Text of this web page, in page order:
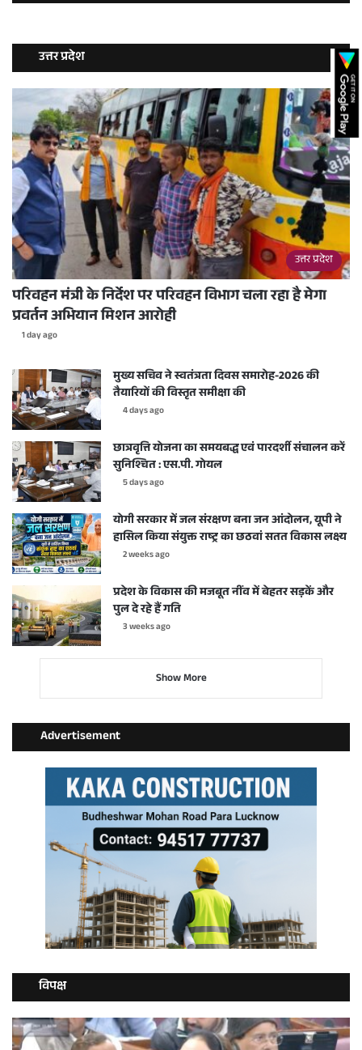
उत्तर प्रदेश
उत्तर प्रदेश
परिवहन मंत्री के निर्देश पर परिवहन विभाग चला रहा है मेगा
प्रवर्तन अभियान मिशन आरोही
1 day ago
मुख्य सचिव ने स्वतंत्रता दिवस समारोह-2026 की
तैयारियों की विस्तृत समीक्षा की
4 days ago
छात्रवृत्ति योजना का समयबद्ध एवं पारदर्शी संचालन करें
सुनिश्चित : एस.पी. गोयल
5 days ago
योगी सरकार में जल संरक्षण बना जन आंदोलन, यूपी ने
हासिल किया संयुक्त राष्ट्र का छठवां सतत विकास लक्ष्य
2 weeks ago
प्रदेश के विकास की मजबूत नींव में बेहतर सड़कें और
पुल दे रहे हैं गति
3 weeks ago
Show More
Advertisement
विपक्ष